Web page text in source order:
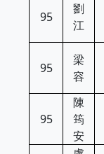
95
劉
江
95
梁
容
95
陳
筠
安